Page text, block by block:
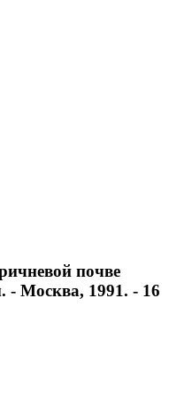
почве
- Москва, 1991. - 16